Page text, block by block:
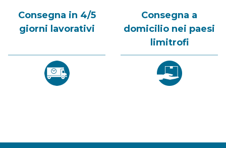
Consegna in 4/5
giorni lavorativi
Consegna a
domicilio nei paesi
limitrofi